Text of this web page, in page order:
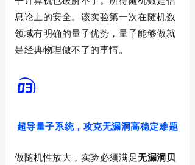
息论上的安全。该实验第一次在随机数
领域有明确的量子优势，量子能够做就
是经典物理做不了的事情。
超导量子系统， 攻克无漏洞高稳定难题
做随机性放大，实验必须满足无漏洞贝